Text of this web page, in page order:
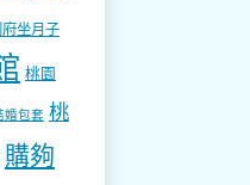
坐月子
桃園
婚包套 桃
購夠